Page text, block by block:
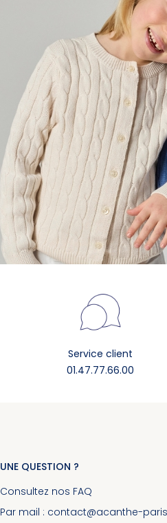
Service client
01.47.77.66.00
UNE QUESTION ?
Consultez nos FAQ
Par mail : contact@acanthe-